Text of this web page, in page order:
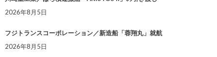
2026年8月5日
フジトランスコーポレーション／新造船「蓉翔丸」就航
2026年8月5日